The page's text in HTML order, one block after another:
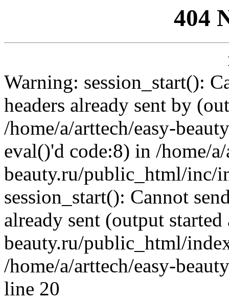
404
Warning: session_start():
headers already sent by
/home/a/arttech/easy-
eval()'d code:8) in /home/
beauty.ru/public_html/inc/
session_start(): Cannot
already sent (output
beauty.ru/public_html/
/home/a/arttech/easy-
line 20